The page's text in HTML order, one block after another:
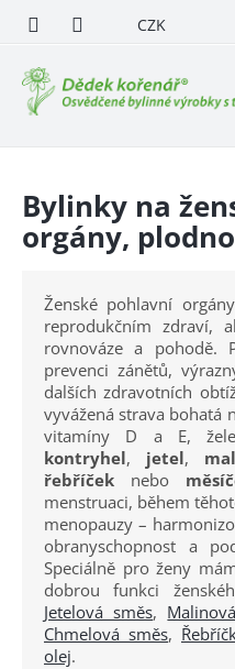
obsah
CZK
Bylinky na
orgány,
Ženské pohlavní
reprodukčním zdraví,
rovnováze a
prevenci zánětů,
dalších zdravotních
vyvážená strava bohatá
vitamíny D a E,
kontryhel, jetel,
řebříček nebo
menstruaci, během
menopauzy –
obranyschopnost a
Speciálně pro ženy
dobrou funkci
Jetelová směs,
Chmelová směs,
olej.